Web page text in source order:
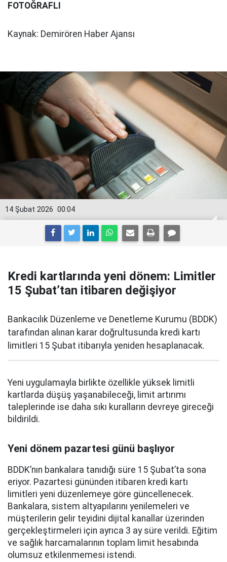
FOTOĞRAFLI
Kaynak: Demirören Haber Ajansı
00:04
14 Şubat 2026
Kredi kartlarında yeni dönem: Limitler
15 Şubat’tan itibaren değişiyor
Bankacılık Düzenleme ve Denetleme Kurumu (BDDK)
tarafından alınan karar doğrultusunda kredi kartı
limitleri 15 Şubat itibarıyla yeniden hesaplanacak.
Yeni uygulamayla birlikte özellikle yüksek limitli
kartlarda düşüş yaşanabileceği, limit artırımı
taleplerinde ise daha sıkı kuralların devreye gireceği
bildirildi.
Yeni dönem pazartesi günü başlıyor
BDDK’nın bankalara tanıdığı süre 15 Şubat’ta sona
eriyor. Pazartesi gününden itibaren kredi kartı
limitleri yeni düzenlemeye göre güncellenecek.
Bankalara, sistem altyapılarını yenilemeleri ve
müşterilerin gelir teyidini dijital kanallar üzerinden
gerçekleştirmeleri için ayrıca 3 ay süre verildi. Eğitim
ve sağlık harcamalarının toplam limit hesabında
olumsuz etkilenmemesi istendi.